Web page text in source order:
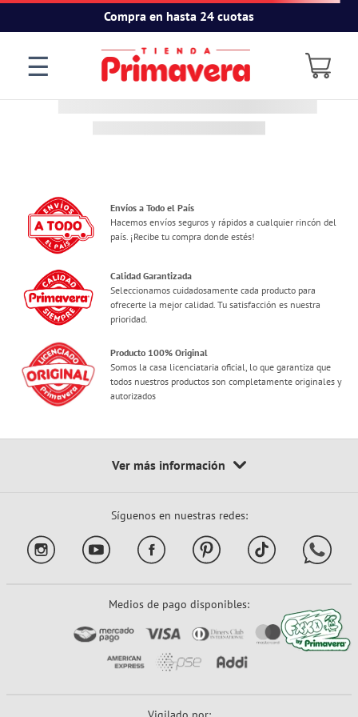
Compra en hasta 24 cuotas
☰
Envíos a Todo el País
Hacemos envíos seguros y rápidos a cualquier rincón del
país. ¡Recibe tu compra donde estés!
Calidad Garantizada
Seleccionamos cuidadosamente cada producto para
ofrecerte la mejor calidad. Tu satisfacción es nuestra
prioridad.
Producto 100% Original
Somos la casa licenciataria oficial, lo que garantiza que
todos nuestros productos son completamente originales y
autorizados
Síguenos en nuestras redes:
Medios de pago disponibles: